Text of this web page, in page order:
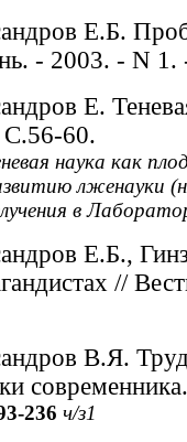
Е.Б.
- 2003. - N
Е.
60.
наука как
лженауки
в
Е.Б.,
//
В.Я.
236 ч/з1